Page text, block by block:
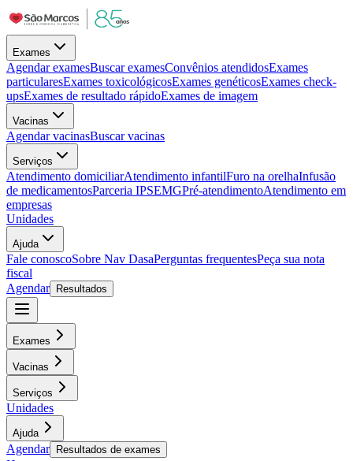
Exames
Agendar examesBuscar examesConvênios atendidosExames
particularesExames toxicológicosExames genéticosExames check-
upsExames de resultado rápidoExames de imagem
Vacinas
Agendar vacinasBuscar vacinas
Serviços
Atendimento domiciliarAtendimento infantilFuro na orelhaInfusão
de medicamentosParceria IPSEMGPré-atendimentoAtendimento em
empresas
Unidades
Ajuda
Fale conoscoSobre Nav DasaPerguntas frequentesPeça sua nota
fiscal
Agendar
Resultados
Exames
Vacinas
Serviços
Unidades
Ajuda
Agendar Resultados de exames